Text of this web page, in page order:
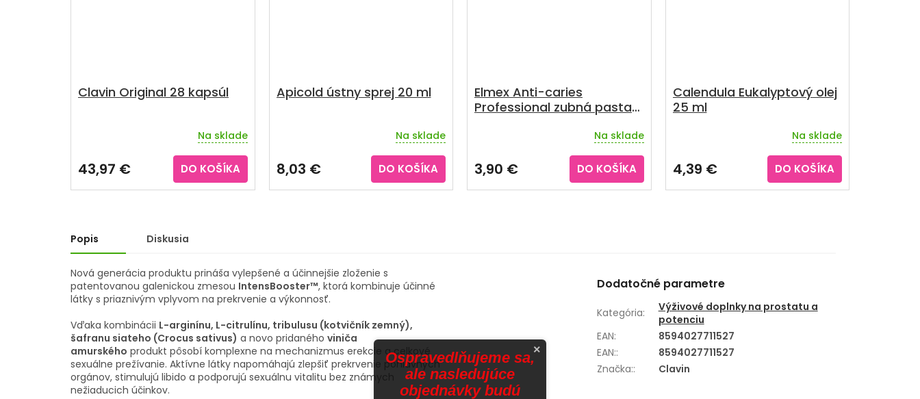
Clavin Original 28 kapsúl
produktu
je
5,0
Na sklade
43,97 € DO KOŠÍKA
Apicold ústny sprej 20 ml
Na sklade
8,03 € DO KOŠÍKA
Elmex Anti-caries
Professional zubná pasta
Na sklade
3,90 € DO KOŠÍKA
Calendula Eukalyptový olej
25 ml
Na sklade
4,39 € DO KOŠÍKA
Popis Diskusia
Nová generácia produktu prináša vylepšené a účinnejšie zloženie s
patentovanou galenickou zmesou IntensBooster™, ktorá kombinuje účinné
látky s priaznivým vplyvom na prekrvenie a výkonnosť.
Vďaka kombinácii L-arginínu, L-citrulínu, tribulusu (kotvičník zemný),
šafranu siateho (Crocus sativus) a novo pridaného viniča
amurského produkt pôsobí komplexne na mechanizmus erekcie a celkové
sexuálne prežívanie. Aktívne látky napomáhajú zlepšiť prekrvenie pohlavných
orgánov, stimulujú libido a podporujú sexuálnu vitalitu bez známych
nežiaducich účinkov.
Dodatočné parametre
Kategória:
Výživové doplnky na prostatu a
potenciu
EAN:
8594027711527
EAN::
8594027711527
Značka:: Clavin
×
Ospravedlňujeme sa,
ale nasledujúce
objednávky budú